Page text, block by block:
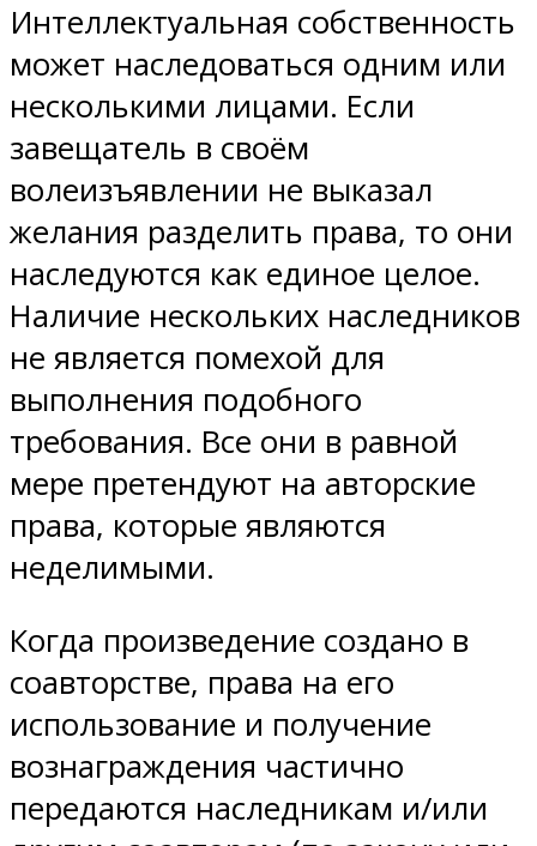
Интеллектуальная собственность
может наследоваться одним или
несколькими лицами. Если
завещатель в своём
волеизъявлении не выказал
желания разделить права, то они
наследуются как единое целое.
Наличие нескольких наследников
не является помехой для
выполнения подобного
требования. Все они в равной
мере претендуют на авторские
права, которые являются
неделимыми.
Когда произведение создано в
соавторстве, права на его
использование и получение
вознаграждения частично
передаются наследникам и/или